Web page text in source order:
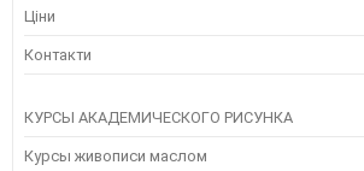
Ціни
Контакти
КУРСЫ АКАДЕМИЧЕСКОГО РИСУНКА
Курсы живописи маслом